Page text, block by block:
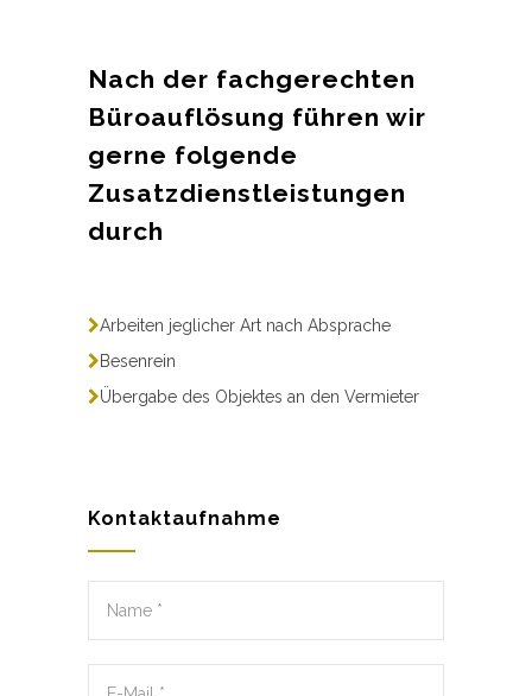
Nach der fachgerechten
Büroauflösung führen wir
gerne folgende
Zusatzdienstleistungen
durch
Arbeiten jeglicher Art nach Absprache
Besenrein
Übergabe des Objektes an den Vermieter
Kontaktaufnahme